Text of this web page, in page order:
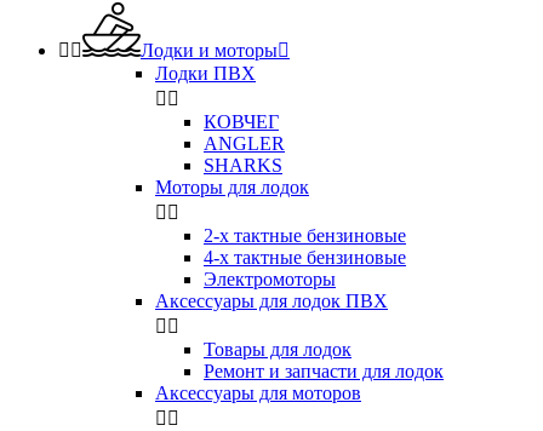
  Лодки и моторы
Лодки ПВХ
 
КОВЧЕГ
ANGLER
SHARKS
Моторы для лодок
 
2-х тактные бензиновые
4-х тактные бензиновые
Электромоторы
Аксессуары для лодок ПВХ
 
Товары для лодок
Ремонт и запчасти для лодок
Аксессуары для моторов
 